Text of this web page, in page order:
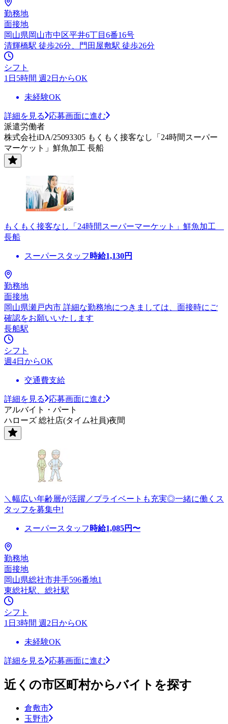
勤務地
面接地
岡山県岡山市中区平井6丁目6番16号
清輝橋駅 徒歩26分、門田屋敷駅 徒歩26分
シフト
1日5時間 週2日からOK
未経験OK
詳細を見る
応募画面に進む
派遣労働者
株式会社iDA/25093305 もくもく接客なし「24時間スーパー
マーケット」鮮魚加工 長船
もくもく接客なし「24時間スーパーマーケット」鮮魚加工
長船
スーパースタッフ 時給1,130円
勤務地
面接地
岡山県瀬戸内市 詳細な勤務地につきましては、面接時にご
確認をお願いいたします
長船駅
シフト
週4日からOK
交通費支給
詳細を見る
応募画面に進む
アルバイト・パート
ハローズ 総社店(タイム社員)夜間
＼幅広い年齢層が活躍／プライベートも充実◎一緒に働くス
タッフを募集中!
スーパースタッフ 時給1,085円〜
勤務地
面接地
岡山県総社市井手596番地1
東総社駅、総社駅
シフト
1日3時間 週2日からOK
未経験OK
詳細を見る 応募画面に進む
近くの市区町村からバイトを探す
倉敷市
玉野市